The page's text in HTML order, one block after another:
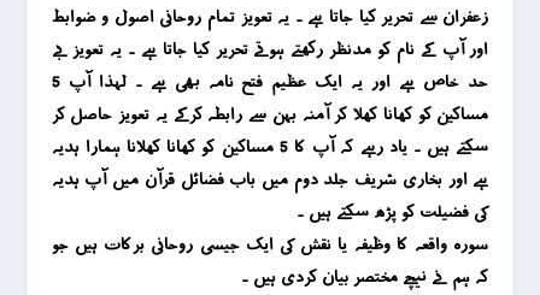
زعفران سے تحریر کیا جاتا ہے ۔ یہ تعویز تمام روحانی اصول و ضوابط
اور آپ کے نام کو مدنظر رکھتے ہوتے تحریر کیا جاتا ہے ۔ یہ تعویز بے
حد خاص ہے اور یہ ایک عظیم فتح نامہ بھی ہے ۔ لہذا آپ 5
مساکین کو کھانا کھلا کر آمنہ بہن سے رابطہ کرکے یہ تعویز حاصل کر
سکتے ہیں ۔ یاد رہے کہ آپ کا 5 مساکین کو کھانا کھلانا ہمارا ہدیہ
ہے اور بخاری شریف جلد دوم میں باب فضائل قرآن میں آپ ہدیہ
کی فضیلت کو پڑھ سکتے ہیں ۔
سورہ واقعہ کا وظیفہ یا نقش کی ایک جیسی روحانی برکات ہیں جو
کہ ہم نے نیچے مختصر بیان کردی ہیں ۔